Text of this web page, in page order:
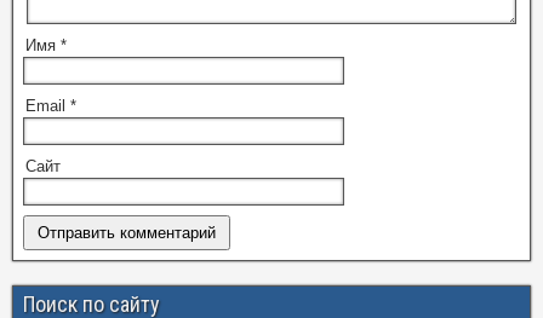
Имя *
Email *
Сайт
Поиск по сайту